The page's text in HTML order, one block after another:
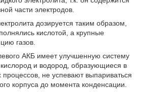
части электродов.
дозируется таким образом,
кислотой, а крупные
газов.
АКБ имеет улучшенную систему
и водород, образующиеся в
процессов, не успевают выпариваться
корпуса до момента конденсации.